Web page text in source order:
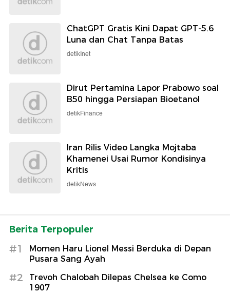
ChatGPT Gratis Kini Dapat GPT-5.6
Luna dan Chat Tanpa Batas
detikInet
Dirut Pertamina Lapor Prabowo soal
B50 hingga Persiapan Bioetanol
detikFinance
Iran Rilis Video Langka Mojtaba
Khamenei Usai Rumor Kondisinya
Kritis
detikNews
Berita Terpopuler
#1
Momen Haru Lionel Messi Berduka di Depan
Pusara Sang Ayah
#2
Trevoh Chalobah Dilepas Chelsea ke Como
1907